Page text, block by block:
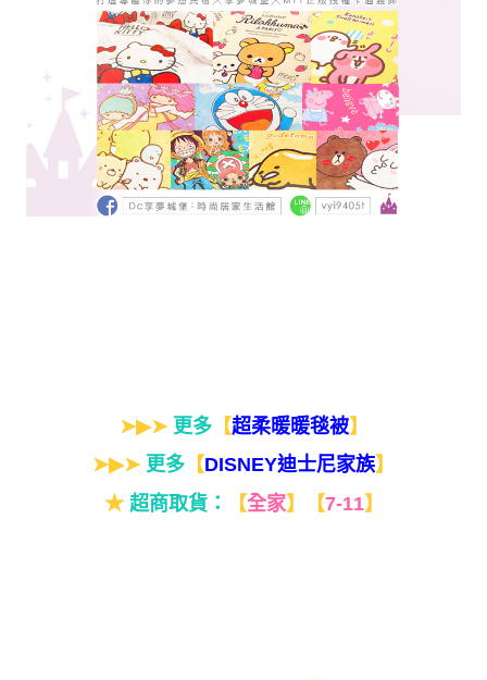
➤▶➤ 更多【超柔暖暖毯被】
➤▶➤ 更多 【DISNEY迪士尼家族】
★ 超商取貨： 【全家】 【7-11】